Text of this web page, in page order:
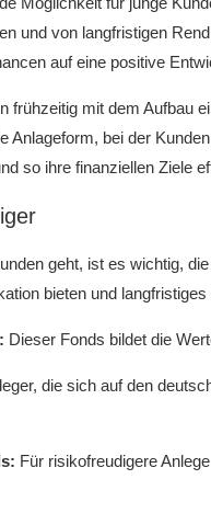
und von langfristigen
⁢auf eine positive
frühzeitig mit dem Aufbau
Anlageform, bei der
so ihre finanziellen Ziele
geht, ist es wichtig,
bieten und
Dieser Fonds bildet die
die sich auf den
Für risikofreudigere